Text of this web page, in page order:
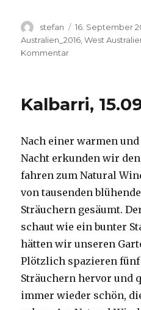
Autor
stefan
Veröffentlicht
am
16. September
Australien_2016 ,West
Kommentarzu
Kalbarri,
Nach einer warmen
Nacht erkunden wir
fahren zum Natural
von tausenden
Sträuchern gesäumt.
schaut wie ein bunter
hätten wir unseren
Plötzlich spazieren
Sträuchern hervor und
immer wieder schön,